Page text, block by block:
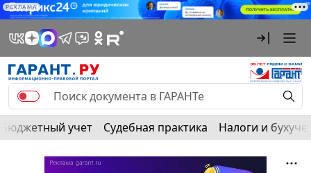
РЕКЛАМА
Бюджетный учет Судебная практика Налоги и